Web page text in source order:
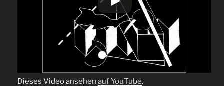
Dieses Video ansehen auf YouTube.